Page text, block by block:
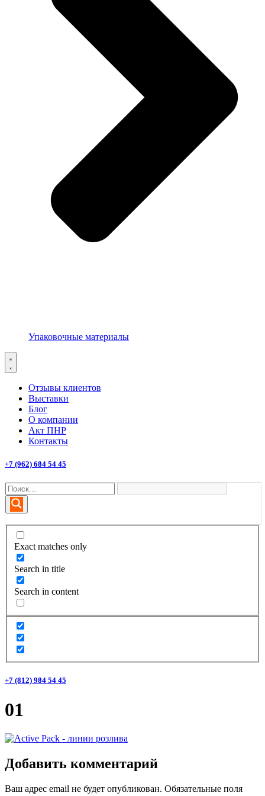
Упаковочные материалы
Отзывы клиентов
Выставки
Блог
О компании
Акт ПНР
Контакты
+7 (962) 684 54 45
Exact matches only
Search in title
Search in content
+7 (812) 984 54 45
01
Добавить комментарий
Ваш адрес email не будет опубликован. Обязательные поля